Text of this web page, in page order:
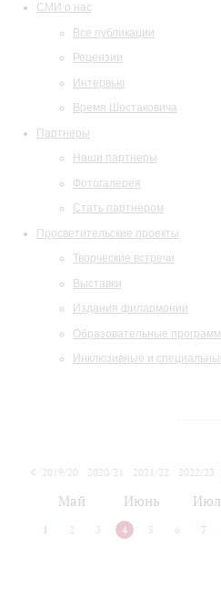
СМИ о нас
Все публикации
Рецензии
Интервью
Время Шостаковича
Партнеры
Наши партнеры
Фотогалерея
Стать партнером
Просветительские проекты
Творческие встречи
Выставки
Издания филармонии
Образовательные
Инклюзивные и
2019/20 2020/21 2021/22 2022/23
Май Июнь
1 2 3 4 5 6 7